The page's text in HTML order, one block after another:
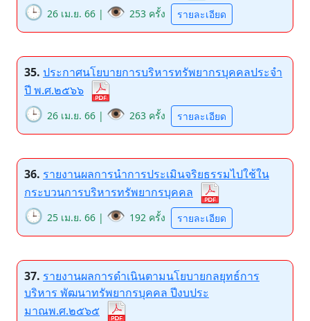
🕒 26 เม.ย. 66 | 👁️ 253 ครั้ง รายละเอียด
35. ประกาศนโยบายการบริหารทรัพยากรบุคคลประจำ
ปี พ.ศ.๒๕๖๖
🕒 26 เม.ย. 66 | 👁️ 263 ครั้ง รายละเอียด
36. รายงานผลการนำการประเมินจริยธรรมไปใช้ใน
กระบวนการบริหารทรัพยากรบุคคล
🕒 25 เม.ย. 66 | 👁️ 192 ครั้ง รายละเอียด
37. รายงานผลการดำเนินตามนโยบายกลยุทธ์การ
บริหาร พัฒนาทรัพยากรบุคคล ปีงบประ
มาณพ.ศ.๒๕๖๕